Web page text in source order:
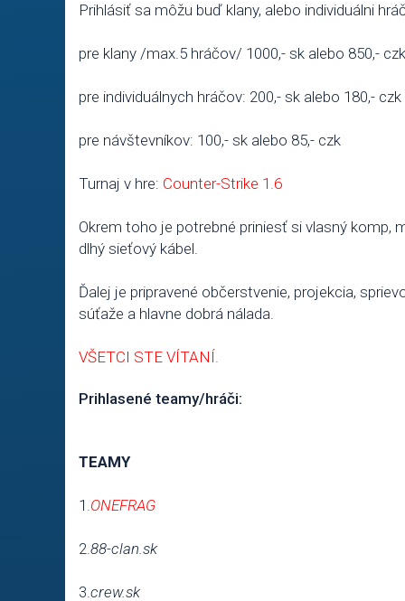
Prihlásiť sa môžu buď klany, alebo individuálni
pre klany /max.5 hráčov/ 1000,- sk alebo 850,- czk
pre individuálnych hráčov: 200,- sk alebo 180,- czk
pre návštevníkov: 100,- sk alebo 85,- czk
Turnaj v hre: Counter-Strike 1.6
Okrem toho je potrebné priniesť si vlasný komp,
dlhý sieťový kábel.
Ďalej je pripravené občerstvenie, projekcia,
súťaže a hlavne dobrá nálada.
VŠETCI STE VÍTANÍ.
Prihlasené teamy/hráči:
TEAMY
1.ONEFRAG
2.88-clan.sk
3.crew.sk